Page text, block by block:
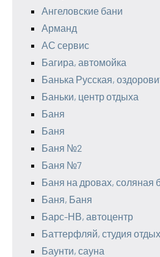
Ангеловские бани
Арманд
АС сервис
Багира, автомойка
Банька Русская,
Баньки, центр отдыха
Баня
Баня
Баня №2
Баня №7
Баня на дровах, соляная
Баня, Баня
Барс-НВ, автоцентр
Баттерфляй, студия
Баунти, сауна